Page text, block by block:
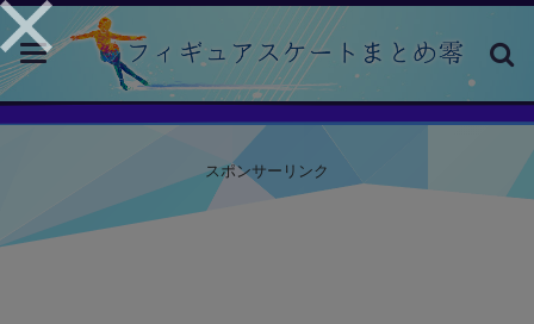
toggle
navigation
スポンサーリンク